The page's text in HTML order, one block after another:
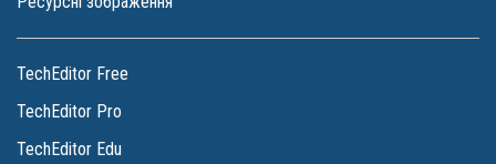
TechEditor Free
TechEditor Pro
TechEditor Edu